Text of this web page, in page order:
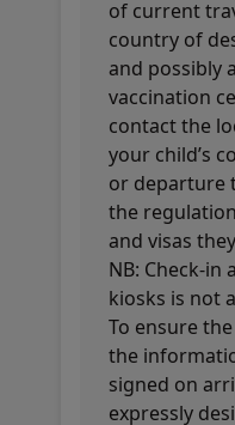
of current
country of
and possibly
vaccination
contact the
your child’s
or departure
the
and visas
NB: Check-in
kiosks is not
To ensure
the
signed on
expressly